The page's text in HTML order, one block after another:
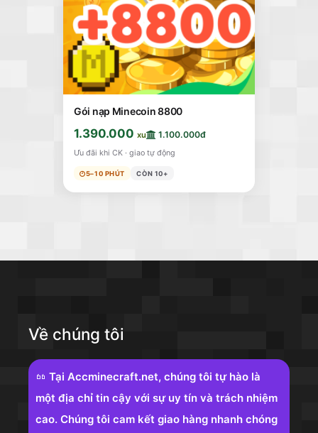
Gói nạp Minecoin 8800
1.390.000 xu 1.100.000đ
Ưu đãi khi CK · giao tự động
5–10 PHÚT CÒN 10+
Về chúng tôi
Tại Accminecraft.net, chúng tôi tự hào là
một địa chỉ tin cậy với sự uy tín và trách nhiệm
cao. Chúng tôi cam kết giao hàng nhanh chóng